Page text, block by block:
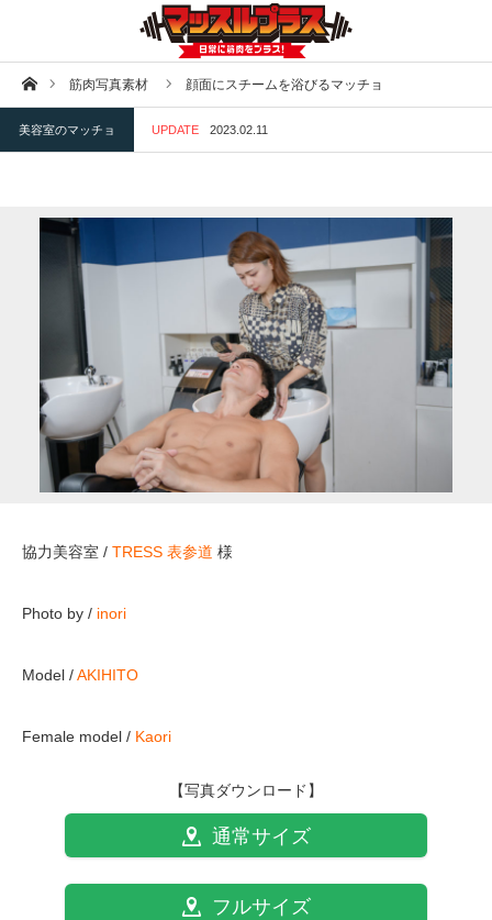
ホーム筋肉写真素材 顔面にスチームを浴びるマッチョ
美容室のマッチョ UPDATE 2023.02.11
協力美容室 / TRESS 表参道 様
Photo by / inori
Model /AKIHITO
Female model / Kaori
【写真ダウンロード】
通常サイズ
フルサイズ